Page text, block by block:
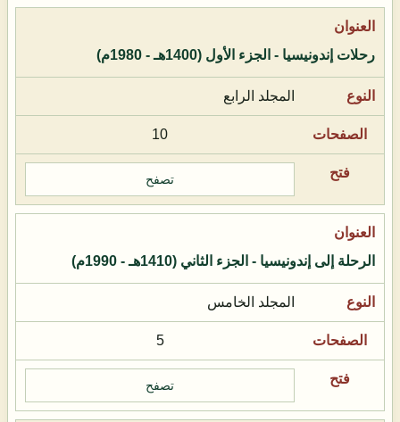
رحلات إندونيسيا - الجزء الأول (1400هـ - 1980م)
المجلد الرابع
10
تصفح
الرحلة إلى إندونيسيا - الجزء الثاني (1410هـ - 1990م)
المجلد الخامس
5
تصفح